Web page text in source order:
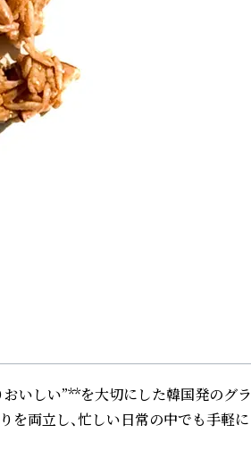
いしい”**を大切にした韓国発のグラ
を両立し、忙しい日常の中でも手軽に